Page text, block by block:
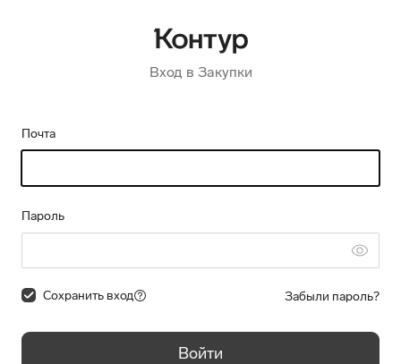
Вход в Закупки
Почта
Пароль
Сохранить вход Забыли пароль?
Войти